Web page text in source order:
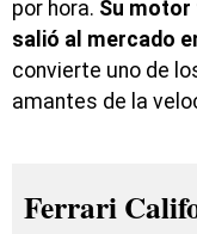
por hora. Su motor
salió al mercado
convierte uno de
amantes de la
Ferrari